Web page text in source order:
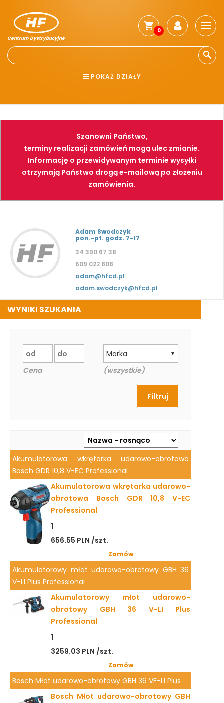
Centrum Dystrybucyjne
0
POKAŻ DZIAŁY
NARZĘDZIA SPAWALNICTWO
FARBY PNEUMATYKA
Szanowni Państwo,
terminy realizacji zamówień mogą ulec zmianie.
Informację o przewidywanym terminie wysyłki
otrzymają Państwo drogą e-mailową po złożeniu
zamówienia.
Adam Swodczyk
pon.-pt. godz. 7-17
34 390 67 38
609 022 808
adam@hfcd.pl
adam.swodczyk@hfcd.pl
WYNIKI SZUKANIA
Cena
▼
Marka
(wszystkie)
Akumulatorowa wkrętarka udarowo-obrotowa
Bosch GDR 10,8 V-EC Professional
Akumulatorowa wkrętarka udarowo-
obrotowa Bosch GDR 10,8 V-EC
Professional
1
656.55 PLN /szt.
Zamów
Akumulatorowy młot udarowo-obrotowy GBH 36
V-LI Plus Professional
Akumulatorowy młot udarowo-
obrotowy GBH 36 V-LI Plus
Professional
1
3259.03 PLN /szt.
Zamów
Bosch Młot udarowo-obrotowy GBH 36 VF-LI Plus
Bosch Młot udarowo-obrotowy GBH